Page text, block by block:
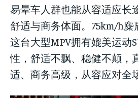
易晕车人群也能从容适应长
舒适与商务体面。75km/h麋
这台大型MPV拥有媲美运动
性，舒适不飘、稳健不颠，
适、商务高级，从容应对全